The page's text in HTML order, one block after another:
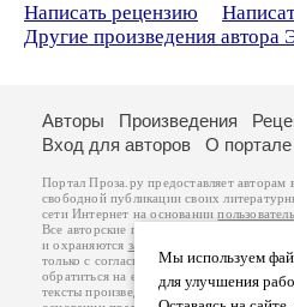
Написать рецензию
Другие произведения автора
Мы используем
для улучшения
Авторы Произведения
Вход для авторов
О портале
Портал Проза.ру предоставляет авторам
свободной публикации своих
сети Интернет на основании
Все авторские права на произведения
и охраняются законом
. Перепечатка
только с согласия его автора, к
обратиться на его авторской странице.
тексты произведений авторы несут